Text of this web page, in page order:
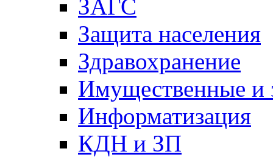
ЗАГС
Защита населения
Здравохранение
Имущественные и
Информатизация
КДН и ЗП